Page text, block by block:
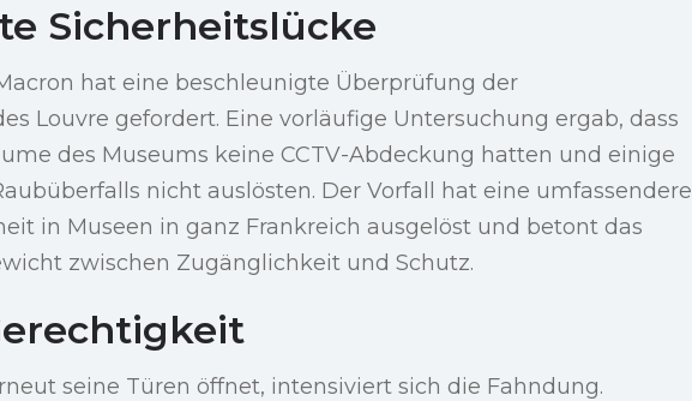
Sicherheitslücke
hat eine beschleunigte Überprüfung der
Louvre gefordert. Eine vorläufige Untersuchung ergab, dass
des Museums keine CCTV-Abdeckung hatten und einige
nicht auslösten. Der Vorfall hat eine umfassendere
in Museen in ganz Frankreich ausgelöst und betont das
zwischen Zugänglichkeit und Schutz.
seine Türen öffnet, intensiviert sich die Fahndung.